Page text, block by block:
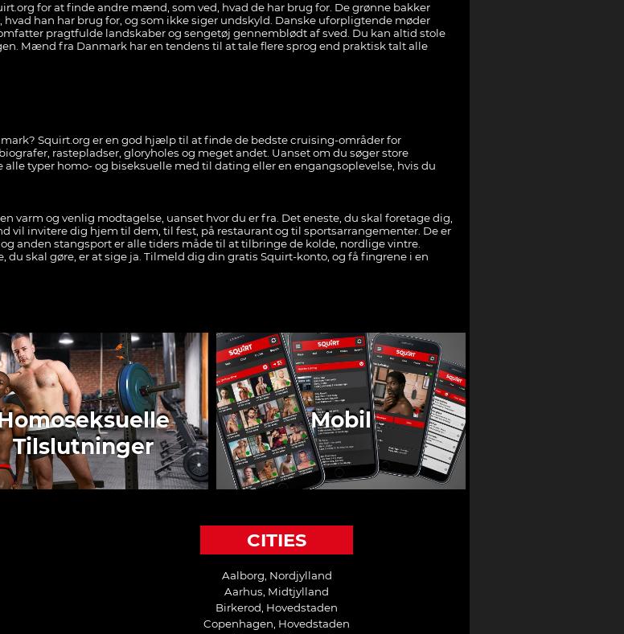
for at finde andre mænd, som ved, hvad de har brug for. De grønne bakker
han har brug for, og som ikke siger undskyld. Danske uforpligtende møder
pragtfulde landskaber og sengetøj gennemblødt af sved. Du kan altid stole
Mænd fra Danmark har en tendens til at tale flere sprog end praktisk talt alle
Squirt.org er en god hjælp til at finde de bedste cruising-områder for
rastepladser, gloryholes og meget andet. Uanset om du søger store
typer homo- og biseksuelle med til dating eller en engangsoplevelse, hvis du
varm og venlig modtagelse, uanset hvor du er fra. Det eneste, du skal foretage dig,
vil invitere dig hjem til dem, til fest, på restaurant og til sportsarrangementer. De er
anden stangsport er alle tiders måde til at tilbringe de kolde, nordlige vintre.
skal gøre, er at sige ja. Tilmeld dig din gratis Squirt-konto, og få fingrene i en
Tilslutninger
Mobil
CITIES
Aalborg, Nordjylland
Aarhus, Midtjylland
Birkerod, Hovedstaden
Copenhagen, Hovedstaden